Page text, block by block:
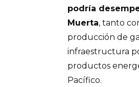
podría
Muerta, tanto
producción de
infraestructura
productos
Pacífico.